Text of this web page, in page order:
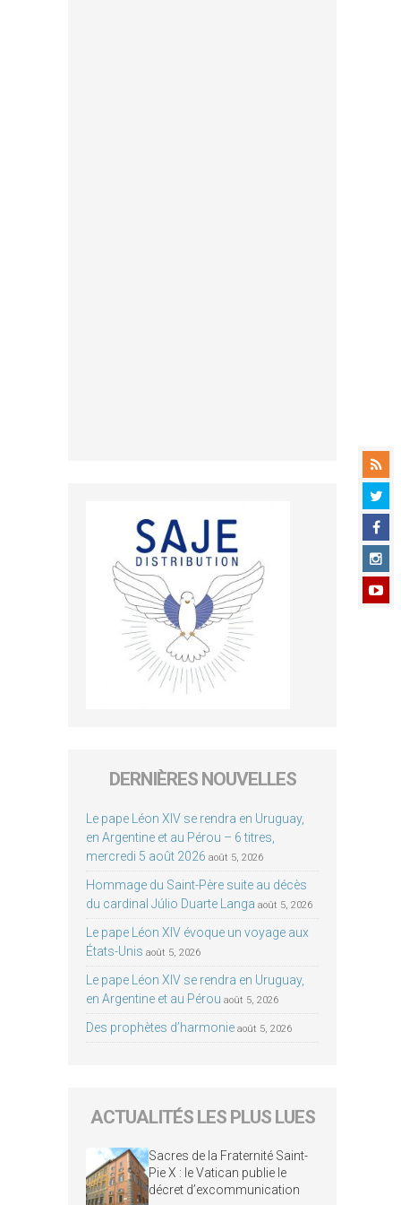
DERNIÈRES NOUVELLES
Le pape Léon XIV se rendra en Uruguay,
en Argentine et au Pérou – 6 titres,
mercredi 5 août 2026 août 5, 2026
Hommage du Saint-Père suite au décès
du cardinal Júlio Duarte Langa août 5, 2026
Le pape Léon XIV évoque un voyage aux
États-Unis août 5, 2026
Le pape Léon XIV se rendra en Uruguay,
en Argentine et au Pérou août 5, 2026
Des prophètes d’harmonie août 5, 2026
ACTUALITÉS LES PLUS LUES
Sacres de la Fraternité Saint-
Pie X : le Vatican publie le
décret d’excommunication